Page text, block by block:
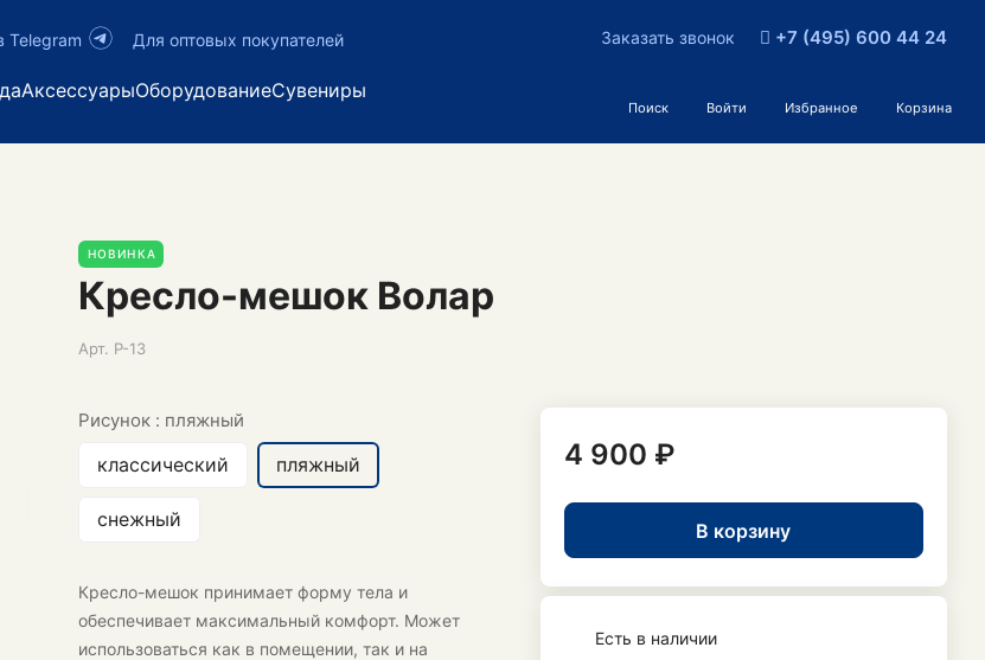
Telegram Для оптовых покупателей
АксессуарыОборудованиеСувениры
Заказать звонок +7 (495) 600 44 24
Поиск Войти Избранное Корзина
НОВИНКА
Кресло-мешок Волар
Арт. Р-13
Рисунок : пляжный
классический пляжный
снежный
Кресло-мешок принимает форму тела и
обеспечивает максимальный комфорт. Может
использоваться как в помещении, так и на
4 900 ₽
В корзину
Есть в наличии